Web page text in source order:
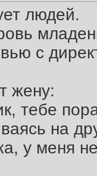
людей.
с
жену:
тебе
на
у меня